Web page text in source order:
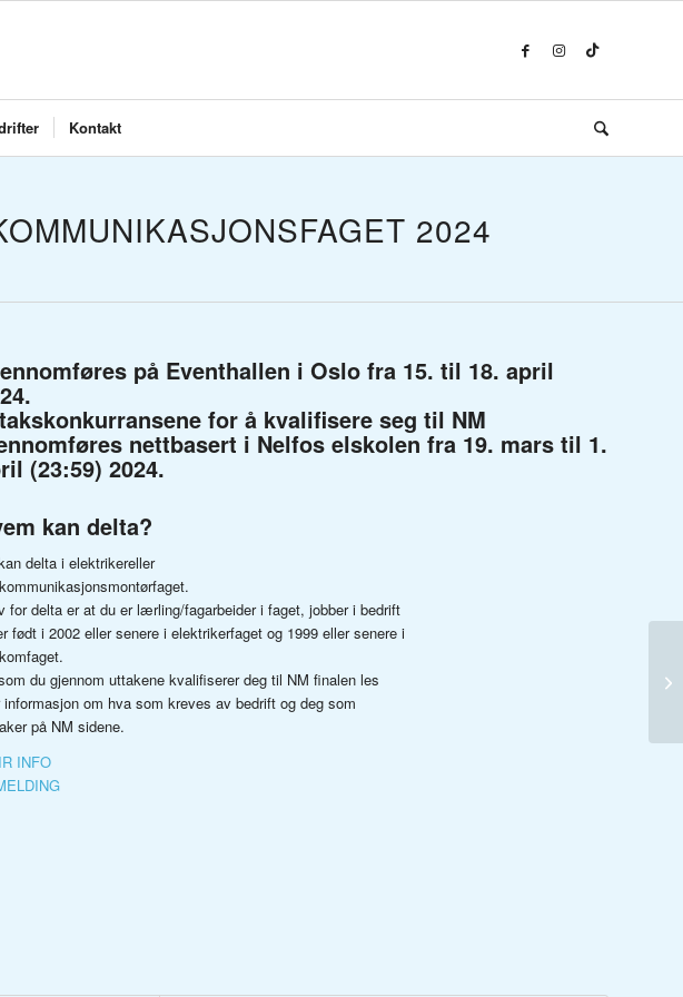
Kontakt
2024
på Eventhallen i Oslo fra 15. til 18. april
for å kvalifisere seg til NM
nettbasert i Nelfos elskolen fra 19. mars til 1.
(23:59) 2024.
kan delta?
delta i elektrikereller
for delta er at du er lærling/fagarbeider i faget, jobber i bedrift
født i 2002 eller senere i elektrikerfaget og 1999 eller senere i
du gjennom uttakene kvalifiserer deg til NM finalen les
informasjon om hva som kreves av bedrift og deg som
på NM sidene.
INFO